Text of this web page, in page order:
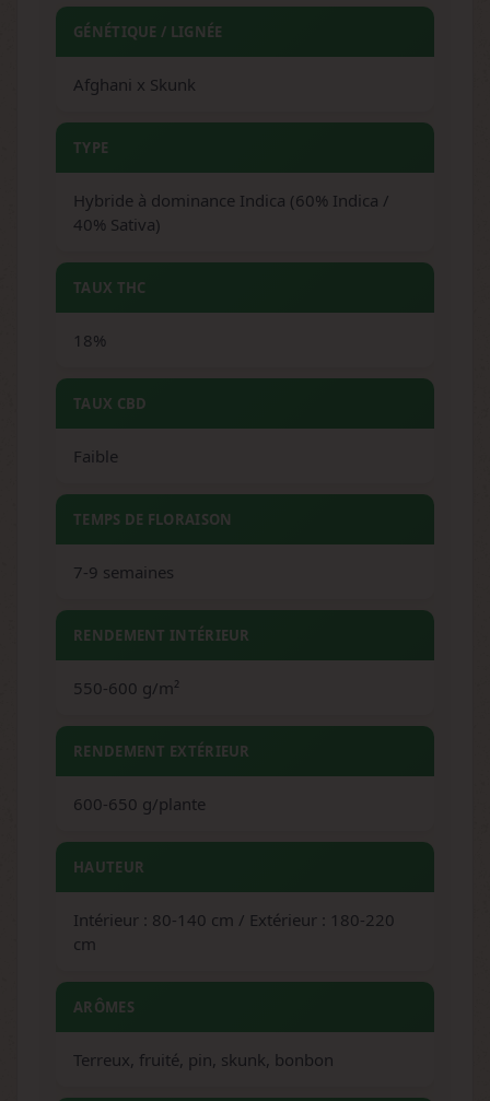
GÉNÉTIQUE / LIGNÉE
Afghani x Skunk
TYPE
Hybride à dominance Indica (60% Indica /
40% Sativa)
TAUX THC
18%
TAUX CBD
Faible
TEMPS DE FLORAISON
7-9 semaines
RENDEMENT INTÉRIEUR
550-600 g/m²
RENDEMENT EXTÉRIEUR
600-650 g/plante
HAUTEUR
Intérieur : 80-140 cm / Extérieur : 180-220
cm
ARÔMES
Terreux, fruité, pin, skunk, bonbon